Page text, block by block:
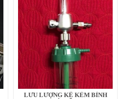
LƯU LƯỢNG KẾ KÈM BÌNH